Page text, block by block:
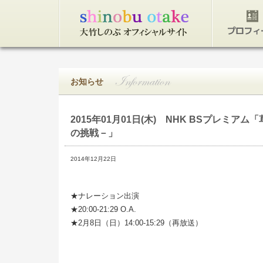
お知らせ
2015年01月01日(木) NHK BSプレミアム「
の挑戦－」
2014年12月22日
★ナレーション出演
★20:00-21:29 O.A.
★2月8日（日）14:00-15:29（再放送）